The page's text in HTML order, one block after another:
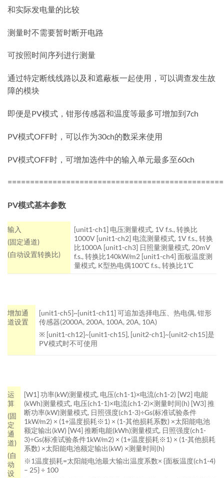
和实际发电量的比较
测量时不需要暂时断开电路
可按照时间序列进行测量
通过特定断线线路以及和遮蔽板一起使用，可以调查发生故
障的模块
即便是PV模式，钳形传感器和温度等最多可增加到7ch
PV模式OFF时，可以作为30ch的数采来使用
PV模式OFF时，可增加选件中的输入单元最多至60ch
PV模式基本参数
输入
(固定通道)
(自动设置转换比)
[unit1-ch1] 电压测量模式, 1V f.s., 转换比
1000V [unit1-ch2] 电流测量模式, 1V f.s., 转换
比1000A [unit1-ch3] 日照量测量模式, 20mV
f.s., 转换比140kW/m2 [unit1-ch4] 面板温度测
量模式, K型热电偶100℃ f.s., 转换比1℃
增加通
道设置
[unit1-ch5]~[unit1-ch11] 可追加选择电压、热电偶, 钳形
传感器(2000A, 200A, 100A, 20A, 10A)
※ [unit1-ch12]~[unit1-ch15], [unit2-ch1]~[unit2-ch15]是
PV模式时不可使用
运
算
(固
定
通
道)
(自
动
设
[W1] 功率(kW)测量模式, 电压(ch1-1)×电流(ch1-2) [W2] 电能
(kWh)测量模式, 电压(ch1-1)×电流(ch1-2)×测量时间(h) [W3] 推
断功率(kW)测量模式, 日照强度(ch1-3)÷Gs(标准试验条件
1kW/m2) × (1+温度损耗※1) × (1-其他损耗系数) ×太阳能电池
额定输出(kW) [W4] 推断电能(kWh)测量模式, 日照强度(ch1-
3)÷Gs(标准试验条件1kW/m2) × (1+温度损耗※1) × (1-其他损耗
系数) ×太阳能电池额定输出(kW) ×测量时间(h)
※1温度损耗=太阳能电池最大输出温度系数× {面板温度(ch1-4)
– 25} ÷ 100